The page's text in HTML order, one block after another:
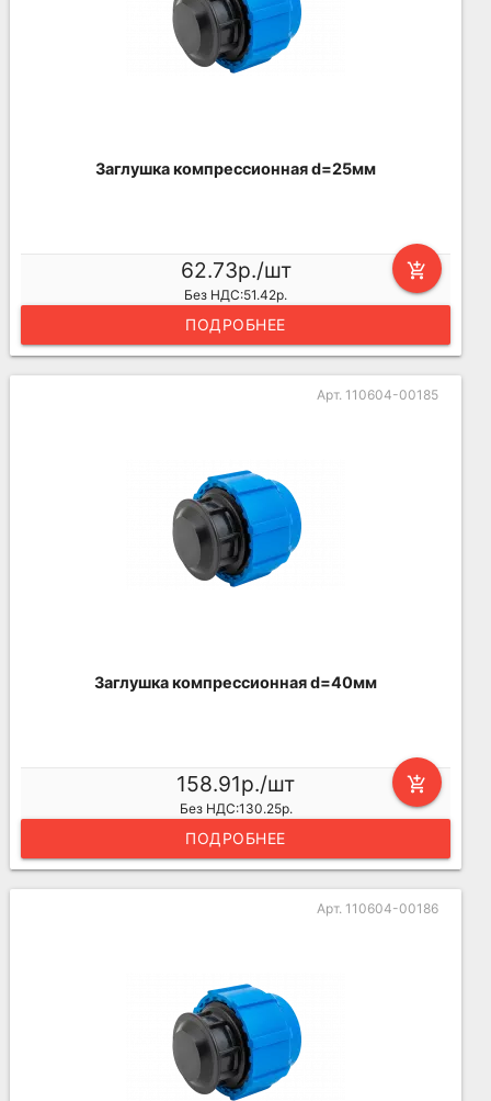
Заглушка компрессионная d=25мм
add_shopping_cart
62.73р./шт
Без НДС:51.42р.
ПОДРОБНЕЕ
Арт. 110604-00185
Заглушка компрессионная d=40мм
add_shopping_cart
158.91р./шт
Без НДС:130.25р.
ПОДРОБНЕЕ
Арт. 110604-00186